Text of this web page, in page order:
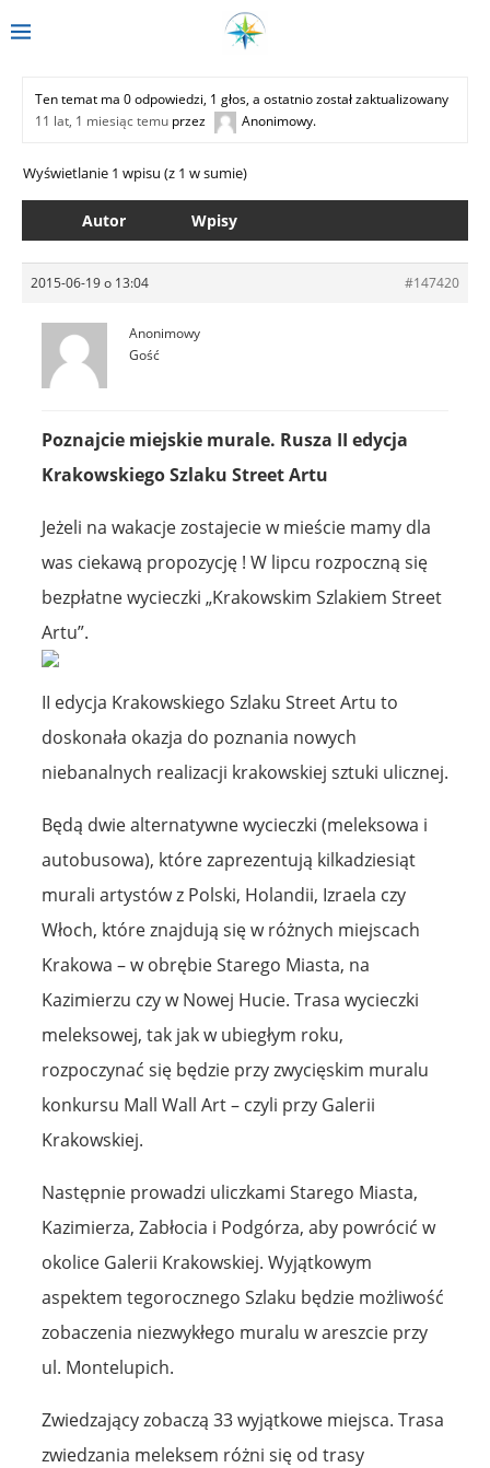
Ten temat ma 0 odpowiedzi, 1 głos, a ostatnio został zaktualizowany
11 lat, 1 miesiąc temu przez Anonimowy.
Wyświetlanie 1 wpisu (z 1 w sumie)
Autor Wpisy
2015-06-19 o 13:04 #147420
Anonimowy
Gość
Poznajcie miejskie murale. Rusza II edycja
Krakowskiego Szlaku Street Artu
Jeżeli na wakacje zostajecie w mieście mamy dla
was ciekawą propozycję ! W lipcu rozpoczną się
bezpłatne wycieczki „Krakowskim Szlakiem Street
Artu”.
II edycja Krakowskiego Szlaku Street Artu to
doskonała okazja do poznania nowych
niebanalnych realizacji krakowskiej sztuki ulicznej.
Będą dwie alternatywne wycieczki (meleksowa i
autobusowa), które zaprezentują kilkadziesiąt
murali artystów z Polski, Holandii, Izraela czy
Włoch, które znajdują się w różnych miejscach
Krakowa – w obrębie Starego Miasta, na
Kazimierzu czy w Nowej Hucie. Trasa wycieczki
meleksowej, tak jak w ubiegłym roku,
rozpoczynać się będzie przy zwycięskim muralu
konkursu Mall Wall Art – czyli przy Galerii
Krakowskiej.
Następnie prowadzi uliczkami Starego Miasta,
Kazimierza, Zabłocia i Podgórza, aby powrócić w
okolice Galerii Krakowskiej. Wyjątkowym
aspektem tegorocznego Szlaku będzie możliwość
zobaczenia niezwykłego muralu w areszcie przy
ul. Montelupich.
Zwiedzający zobaczą 33 wyjątkowe miejsca. Trasa
zwiedzania meleksem różni się od trasy